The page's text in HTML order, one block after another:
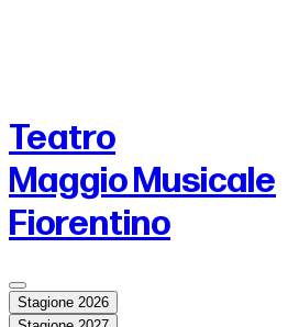
Teatro
Maggio Musicale
Fiorentino
Stagione 2026